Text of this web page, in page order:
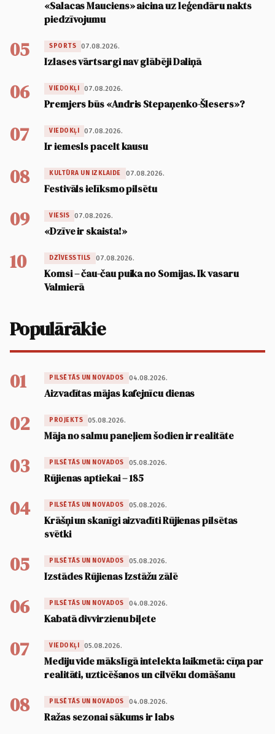
«Salacas Mauciens» aicina uz leģendāru nakts
piedzīvojumu
05 SPORTS 07.08.2026.
Izlases vārtsargi nav glābēji Daliņā
06 VIEDOKĻI 07.08.2026.
Premjers būs «Andris Stepaņenko-Šlesers»?
07 VIEDOKĻI 07.08.2026.
Ir iemesls pacelt kausu
08 KULTŪRA UN IZKLAIDE 07.08.2026.
Festivāls ielīksmo pilsētu
09 VIESIS 07.08.2026.
«Dzīve ir skaista!»
10 DZĪVESSTILS 07.08.2026.
Komsi – čau-čau puika no Somijas. Ik vasaru
Valmierā
Populārākie
01 PILSĒTĀS UN NOVADOS 04.08.2026.
Aizvadītas mājas kafejnīcu dienas
02 PROJEKTS 05.08.2026.
Māja no salmu paneļiem šodien ir realitāte
03 PILSĒTĀS UN NOVADOS 05.08.2026.
Rūjienas aptiekai – 185
04 PILSĒTĀS UN NOVADOS 05.08.2026.
Krāšņi un skanīgi aizvadīti Rūjienas pilsētas
svētki
05 PILSĒTĀS UN NOVADOS 05.08.2026.
Izstādes Rūjienas Izstāžu zālē
06 PILSĒTĀS UN NOVADOS 04.08.2026.
Kabatā divvirzienu biļete
07 VIEDOKĻI 05.08.2026.
Mediju vide mākslīgā intelekta laikmetā: cīņa par
realitāti, uzticēšanos un cilvēku domāšanu
08 PILSĒTĀS UN NOVADOS 04.08.2026.
Ražas sezonai sākums ir labs